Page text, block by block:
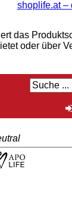
shoplife.at –
das
oder über